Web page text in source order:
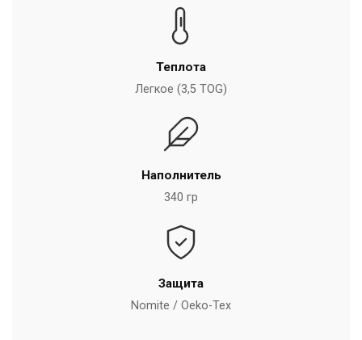
Теплота
Легкое (3,5 TOG)
Наполнитель
340 гр
Защита
Nomite / Oeko-Tex